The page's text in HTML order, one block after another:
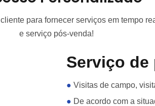
para fornecer serviços em tempo
e serviço pós-venda!
Serviço de
●Visitas de campo,
● De acordo com a